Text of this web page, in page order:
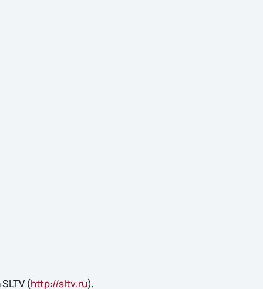
(http://sltv.ru),